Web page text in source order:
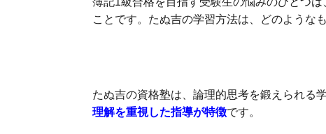
ことです。たぬ吉の学習方法は、どのような
たぬ吉の資格塾は、論理的思考を鍛えられる
理解を重視した指導が特徴です。